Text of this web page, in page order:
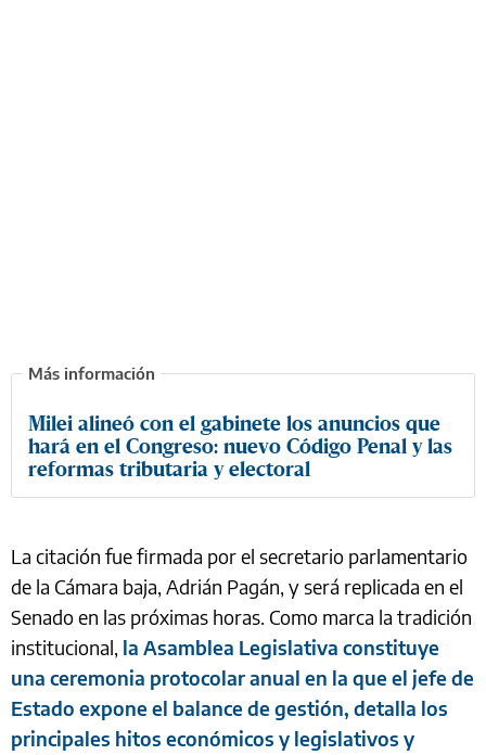
Milei alineó con el gabinete los anuncios que
hará en el Congreso: nuevo Código Penal y las
reformas tributaria y electoral
La citación fue firmada por el secretario parlamentario
de la Cámara baja, Adrián Pagán, y será replicada en el
Senado en las próximas horas. Como marca la tradición
institucional, la Asamblea Legislativa constituye
una ceremonia protocolar anual en la que el jefe de
Estado expone el balance de gestión, detalla los
principales hitos económicos y legislativos y